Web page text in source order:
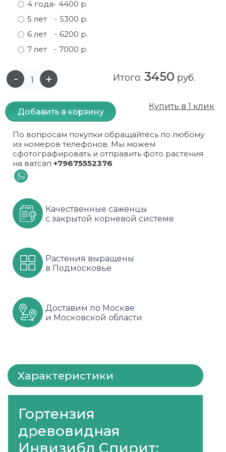
Самшит
Сирень
Форзиция
Шиповник декоративный красный
Шиповник декоративный, белый
Юкка
Малиновое дерево
Миндаль
Облепиха высокорослая, раскидистая
Орех (Фундук)
Сливы
Черемуховое дерева
Черешни
Шелковица
Кизил
Крыжовник
На штамбе
Облепиха
От производителя
Рябина красная
Рябина черноплодная
Сортовые
Шиповник
Мускусные
Оранжевые розы
Пионовидные
Плетистые
разноцветные
Розовые розы
Розы фиолетовые
Спрей
Чайно гибридные
4 года- 4400 р.
5 лет
- 5300 р.
6 лет
- 6200 р.
7 лет
- 7000 р.
Итого: 3450 руб.
Добавить в корзину
Купить в 1 клик
По вопросам покупки обращайтесь по любому
из номеров телефонов. Мы можем
сфотографировать и отправить фото растения
на ватсап +79675552376
Качественные саженцы
с закрытой корневой системе
Растения выращены
в Подмосковье
Доставим по Москве
и Московской области
Характеристики
Гортензия
древовидная
Инвизибл Спирит: